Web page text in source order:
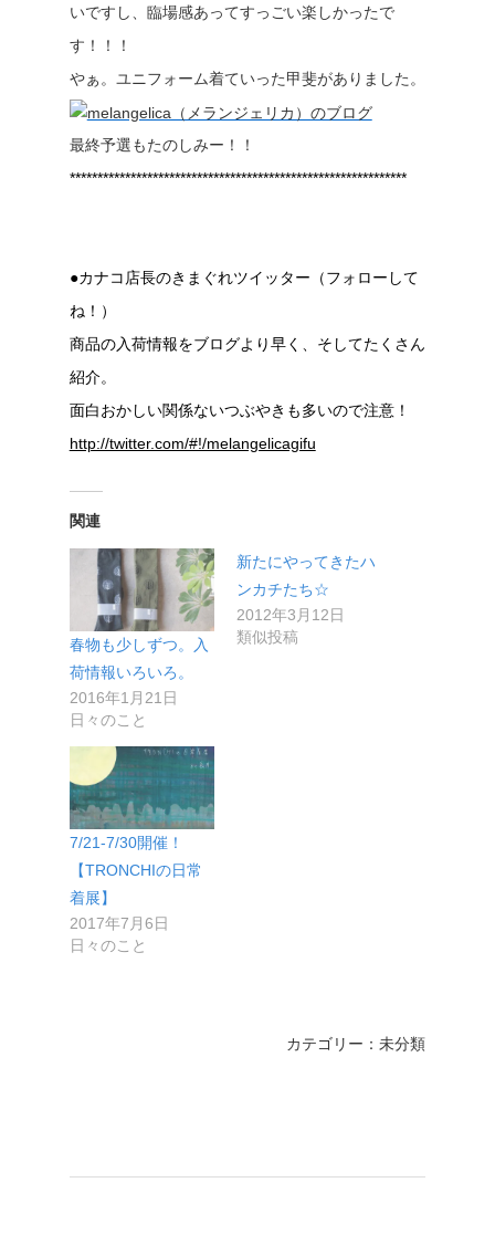
いですし、臨場感あってすっごい楽しかったで
す！！！
やぁ。ユニフォーム着ていった甲斐がありました。
最終予選もたのしみー！！
*************************************************************
●カナコ店長のきまぐれツイッター（フォローして
ね！）
商品の入荷情報をブログより早く、そしてたくさん
紹介。
面白おかしい関係ないつぶやきも多いので注意！
http://twitter.com/#!/melangelicagifu
関連
春物も少しずつ。入
荷情報いろいろ。
2016年1月21日
日々のこと
新たにやってきたハ
ンカチたち☆
2012年3月12日
類似投稿
7/21-7/30開催！
【TRONCHIの日常
着展】
2017年7月6日
日々のこと
カテゴリー：未分類